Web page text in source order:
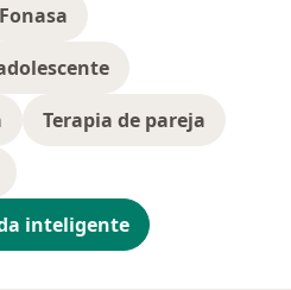
Fonasa
Terapia de pareja
inteligente